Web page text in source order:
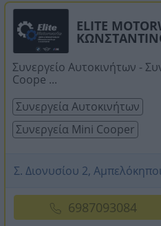
ELITE
Συνεργείο Αυτοκινήτων -
Coope ...
Συνεργεία Αυτοκινήτων
Συνεργεία Mini Cooper
Σ. Διονυσίου 2,
6987093084